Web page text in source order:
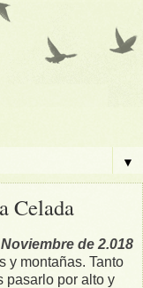
▼
Celada
de 2.018
y montañas. Tanto
pasarlo por alto y